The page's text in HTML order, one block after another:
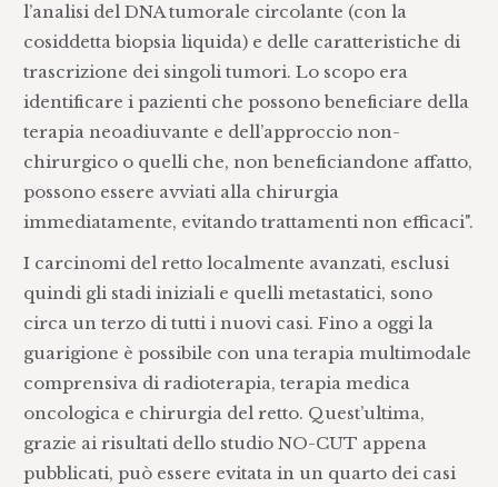
l’analisi del DNA tumorale circolante (con la
cosiddetta biopsia liquida) e delle caratteristiche di
trascrizione dei singoli tumori. Lo scopo era
identificare i pazienti che possono beneficiare della
terapia neoadiuvante e dell’approccio non-
chirurgico o quelli che, non beneficiandone affatto,
possono essere avviati alla chirurgia
immediatamente, evitando trattamenti non efficaci".
I carcinomi del retto localmente avanzati, esclusi
quindi gli stadi iniziali e quelli metastatici, sono
circa un terzo di tutti i nuovi casi. Fino a oggi la
guarigione è possibile con una terapia multimodale
comprensiva di radioterapia, terapia medica
oncologica e chirurgia del retto. Quest’ultima,
grazie ai risultati dello studio NO-CUT appena
pubblicati, può essere evitata in un quarto dei casi